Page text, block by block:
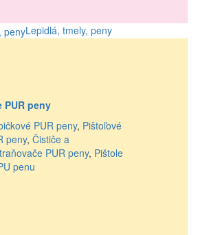
Lepidlá, tmely, peny
PUR peny
PUR peny, Pištoľové
peny, Čističe a
PUR peny, Pištole
penu